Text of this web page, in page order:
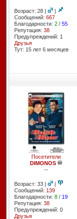
Возраст: 28 |
|
Сообщений: 667
Благодарности: 2/ 55
Репутация: 38
Предупреждений: 1
Друзья
Тут: 15 лет 6 месяцев
Посетители
DIMONOS
--
Возраст: 33 |
|
Сообщений: 139
Благодарности: 8/ 19
Репутация: 38
Предупреждений: 0
Друзья